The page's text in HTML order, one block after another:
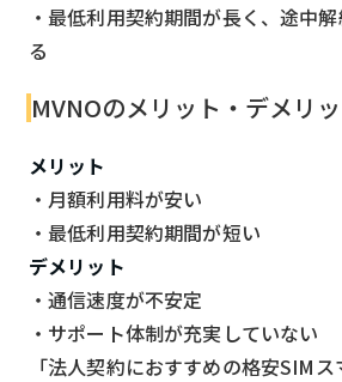
・最低利用契約期間が長く、途中
る
MVNOのメリット・デメリ
メリット
・月額利用料が安い
・最低利用契約期間が短い
デメリット
・通信速度が不安定
・サポート体制が充実していない
「法人契約におすすめの格安SIM